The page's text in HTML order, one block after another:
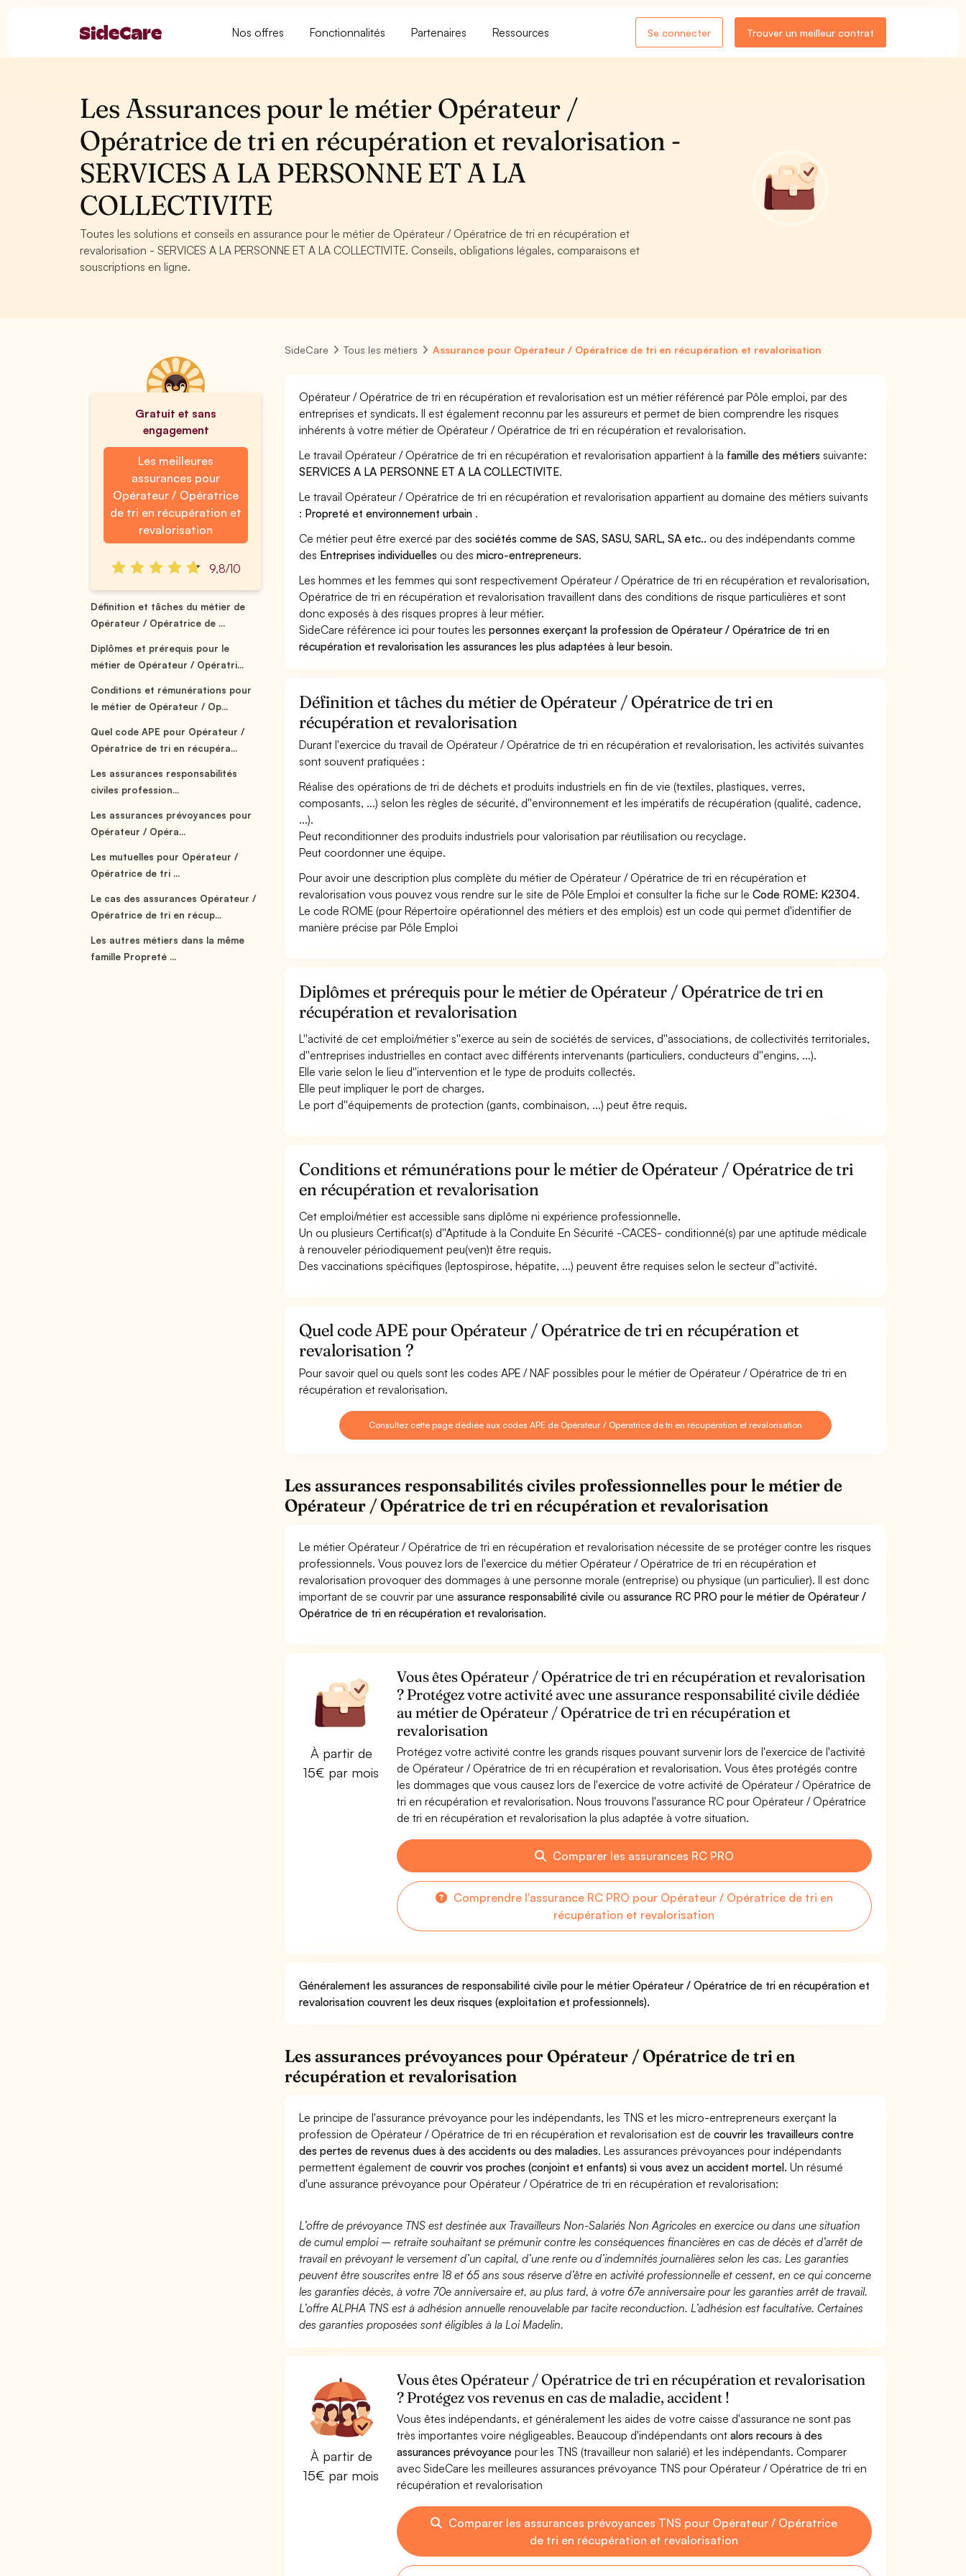
Nos offres Fonctionnalités Partenaires Ressources Se connecter Trouver un meilleur contrat
Les Assurances pour le métier Opérateur /
Opératrice de tri en récupération et revalorisation -
SERVICES A LA PERSONNE ET A LA
COLLECTIVITE
Toutes les solutions et conseils en assurance pour le métier de Opérateur / Opératrice de tri en récupération et
revalorisation - SERVICES A LA PERSONNE ET A LA COLLECTIVITE. Conseils, obligations légales, comparaisons et
souscriptions en ligne.
Gratuit et sans
engagement
Les meilleures
assurances pour
Opérateur / Opératrice
de tri en récupération et
revalorisation
9,8/10
Définition et tâches du métier de
Opérateur / Opératrice de ...
Diplômes et prérequis pour le
métier de Opérateur / Opératri...
Conditions et rémunérations pour
le métier de Opérateur / Op...
Quel code APE pour Opérateur /
Opératrice de tri en récupéra...
Les assurances responsabilités
civiles profession...
Les assurances prévoyances pour
Opérateur / Opéra...
Les mutuelles pour Opérateur /
Opératrice de tri ...
Le cas des assurances Opérateur /
Opératrice de tri en récup...
Les autres métiers dans la même
famille Propreté ...
SideCare Tous les métiers Assurance pour Opérateur / Opératrice de tri en récupération et revalorisation
Opérateur / Opératrice de tri en récupération et revalorisation est un métier référencé par Pôle emploi, par des
entreprises et syndicats. Il est également reconnu par les assureurs et permet de bien comprendre les risques
inhérents à votre métier de Opérateur / Opératrice de tri en récupération et revalorisation.
Le travail Opérateur / Opératrice de tri en récupération et revalorisation appartient à la famille des métiers suivante:
SERVICES A LA PERSONNE ET A LA COLLECTIVITE.
Le travail Opérateur / Opératrice de tri en récupération et revalorisation appartient au domaine des métiers suivants
: Propreté et environnement urbain .
Ce métier peut être exercé par dessociétés comme de SAS, SASU, SARL, SA etc.. ou des indépendants comme
des Entreprises individuelles ou desmicro-entrepreneurs.
Les hommes et les femmes qui sont respectivement Opérateur / Opératrice de tri en récupération et revalorisation,
Opératrice de tri en récupération et revalorisation travaillent dans des conditions de risque particulières et sont
donc exposés à des risques propres à leur métier.
SideCare référence ici pour toutes lespersonnes exerçant la profession de Opérateur / Opératrice de tri en
récupération et revalorisation les assurances les plus adaptées à leur besoin.
Définition et tâches du métier de Opérateur / Opératrice de tri en
récupération et revalorisation
Durant l'exercice du travail de Opérateur / Opératrice de tri en récupération et revalorisation, les activités suivantes
sont souvent pratiquées :
Réalise des opérations de tri de déchets et produits industriels en fin de vie (textiles, plastiques, verres,
composants, ...) selon les règles de sécurité, d''environnement et les impératifs de récupération (qualité, cadence,
...).
Peut reconditionner des produits industriels pour valorisation par réutilisation ou recyclage.
Peut coordonner une équipe.
Pour avoir une description plus complète du métier de Opérateur / Opératrice de tri en récupération et
revalorisation vous pouvez vous rendre sur le site de Pôle Emploi et consulter la fiche sur leCode ROME: K2304.
Le code ROME (pour Répertoire opérationnel des métiers et des emplois) est un code qui permet d'identifier de
manière précise par Pôle Emploi
Diplômes et prérequis pour le métier de Opérateur / Opératrice de tri en
récupération et revalorisation
L''activité de cet emploi/métier s''exerce au sein de sociétés de services, d''associations, de collectivités territoriales,
d''entreprises industrielles en contact avec différents intervenants (particuliers, conducteurs d''engins, ...).
Elle varie selon le lieu d''intervention et le type de produits collectés.
Elle peut impliquer le port de charges.
Le port d''équipements de protection (gants, combinaison, ...) peut être requis.
Conditions et rémunérations pour le métier de Opérateur / Opératrice de tri
en récupération et revalorisation
Cet emploi/métier est accessible sans diplôme ni expérience professionnelle.
Un ou plusieurs Certificat(s) d''Aptitude à la Conduite En Sécurité -CACES- conditionné(s) par une aptitude médicale
à renouveler périodiquement peu(ven)t être requis.
Des vaccinations spécifiques (leptospirose, hépatite, ...) peuvent être requises selon le secteur d''activité.
Quel code APE pour Opérateur / Opératrice de tri en récupération et
revalorisation ?
Pour savoir quel ou quels sont les codes APE / NAF possibles pour le métier de Opérateur / Opératrice de tri en
récupération et revalorisation.
Consultez cette page dédiée aux codes APE de Opérateur / Opératrice de tri en récupération et revalorisation
Les assurances responsabilités civiles professionnelles pour le métier de
Opérateur / Opératrice de tri en récupération et revalorisation
Le métier Opérateur / Opératrice de tri en récupération et revalorisation nécessite de se protéger contre les risques
professionnels. Vous pouvez lors de l'exercice du métier Opérateur / Opératrice de tri en récupération et
revalorisation provoquer des dommages à une personne morale (entreprise) ou physique (un particulier). Il est donc
important de se couvrir par uneassurance responsabilité civile ouassurance RC PRO pour le métier de Opérateur /
Opératrice de tri en récupération et revalorisation.
À partir de
15€ par mois
Vous êtes Opérateur / Opératrice de tri en récupération et revalorisation
? Protégez votre activité avec une assurance responsabilité civile dédiée
au métier de Opérateur / Opératrice de tri en récupération et
revalorisation
Protégez votre activité contre les grands risques pouvant survenir lors de l'exercice de l'activité
de Opérateur / Opératrice de tri en récupération et revalorisation. Vous êtes protégés contre
les dommages que vous causez lors de l'exercice de votre activité de Opérateur / Opératrice de
tri en récupération et revalorisation. Nous trouvons l'assurance RC pour Opérateur / Opératrice
de tri en récupération et revalorisation la plus adaptée à votre situation.
Comparer les assurances RC PRO
Comprendre l'assurance RC PRO pour Opérateur / Opératrice de tri en
récupération et revalorisation
Généralement les assurances de responsabilité civile pour le métier Opérateur / Opératrice de tri en récupération et
revalorisation couvrent les deux risques (exploitation et professionnels).
Les assurances prévoyances pour Opérateur / Opératrice de tri en
récupération et revalorisation
Le principe de l'assurance prévoyance pour les indépendants, les TNS et les micro-entrepreneurs exerçant la
profession de Opérateur / Opératrice de tri en récupération et revalorisation est decouvrir les travailleurs contre
des pertes de revenus dues à des accidents ou des maladies. Les assurances prévoyances pour indépendants
permettent également decouvrir vos proches (conjoint et enfants) si vous avez un accident mortel. Un résumé
d'une assurance prévoyance pour Opérateur / Opératrice de tri en récupération et revalorisation:
L’offre de prévoyance TNS est destinée aux Travailleurs Non-Salariés Non Agricoles en exercice ou dans une situation
de cumul emploi – retraite souhaitant se prémunir contre les conséquences financières en cas de décès et d’arrêt de
travail en prévoyant le versement d’un capital, d’une rente ou d’indemnités journalières selon les cas. Les garanties
peuvent être souscrites entre 18 et 65 ans sous réserve d’être en activité professionnelle et cessent, en ce qui concerne
les garanties décès, à votre 70e anniversaire et, au plus tard, à votre 67e anniversaire pour les garanties arrêt de travail.
L’offre ALPHA TNS est à adhésion annuelle renouvelable par tacite reconduction. L’adhésion est facultative. Certaines
des garanties proposées sont éligibles à la Loi Madelin.
À partir de
15€ par mois
Vous êtes Opérateur / Opératrice de tri en récupération et revalorisation
? Protégez vos revenus en cas de maladie, accident !
Vous êtes indépendants, et généralement les aides de votre caisse d'assurance ne sont pas
très importantes voire négligeables. Beaucoup d'indépendants ont alors recours à des
assurances prévoyancepour les TNS (travailleur non salarié) et les indépendants. Comparer
avec SideCare les meilleures assurances prévoyance TNS pour Opérateur / Opératrice de tri en
récupération et revalorisation
Comparer les assurances prévoyances TNS pour Opérateur / Opératrice
de tri en récupération et revalorisation